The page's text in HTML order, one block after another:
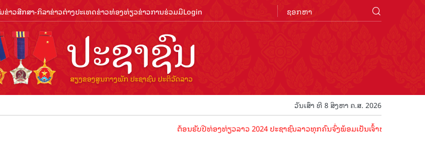
ຂ່າວສືກສາ-ກິລາຂ່າວຕ່າງປະເທດຂ່າວທ່ອງທ່ຽວຂ່າວການຮ່ວມມືLogin
ວັນເສົາ ທີ 8 ສິງຫາ ຄ.ສ. 2026
ຕ້ອນຮັບປີທ່ອງທ່ຽວລາວ 2024 ປະຊາຊົນລາວທຸກຄົນຈົ່ງພ້ອມເປັນເຈົ້າພາບທີ່ດີ ຕ້ອນຮັບນັກ